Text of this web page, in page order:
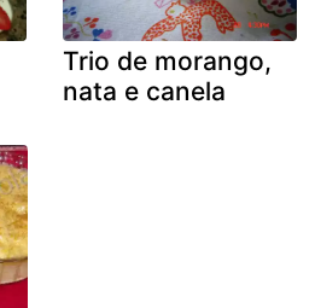
Trio de morango,
nata e canela